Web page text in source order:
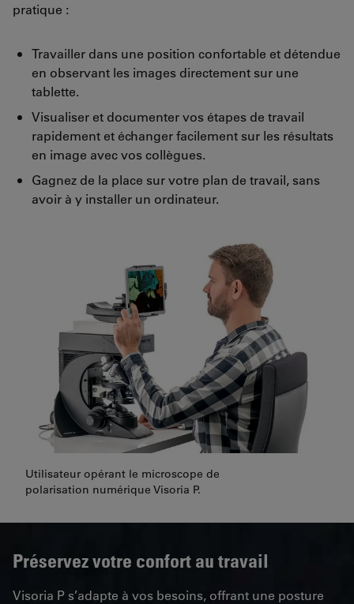
pratique :
Travailler dans une position confortable et détendue
en observant les images directement sur une
tablette.
Visualiser et documenter vos étapes de travail
rapidement et échanger facilement sur les résultats
en image avec vos collègues.
Gagnez de la place sur votre plan de travail, sans
avoir à y installer un ordinateur.
Utilisateur opérant le microscope de
polarisation numérique Visoria P.
Préservez votre confort au travail
Visoria P s’adapte à vos besoins, offrant une posture